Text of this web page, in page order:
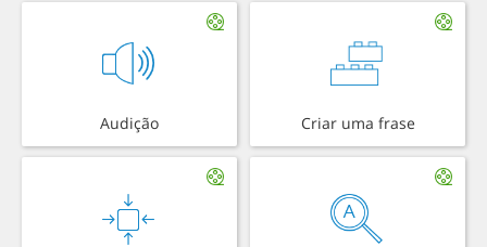
Audição Criar uma frase